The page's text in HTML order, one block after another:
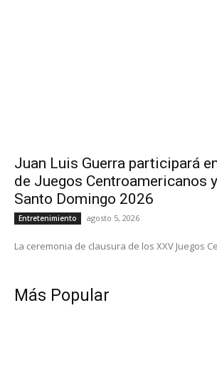
Juan Luis Guerra participará
de Juegos Centroamericanos
Santo Domingo 2026
Entretenimiento agosto 5, 2026
La ceremonia de clausura de los XXV Juegos
Más Popular